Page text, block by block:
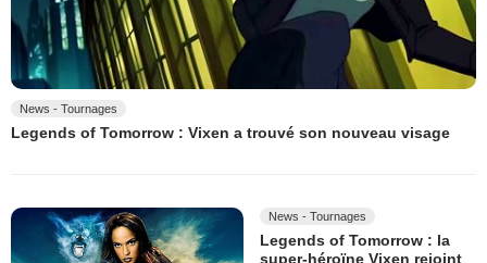
News - Tournages
Legends of Tomorrow : Vixen a trouvé son nouveau visage
News - Tournages
Legends of Tomorrow : la
super-héroïne Vixen rejoint